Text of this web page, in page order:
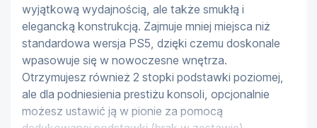
wyjątkową wydajnością, ale także smukłą i
elegancką konstrukcją. Zajmuje mniej miejsca niż
standardowa wersja PS5, dzięki czemu doskonale
wpasowuje się w nowoczesne wnętrza.
Otrzymujesz również 2 stopki podstawki poziomej,
ale dla podniesienia prestiżu konsoli, opcjonalnie
możesz ustawić ją w pionie za pomocą